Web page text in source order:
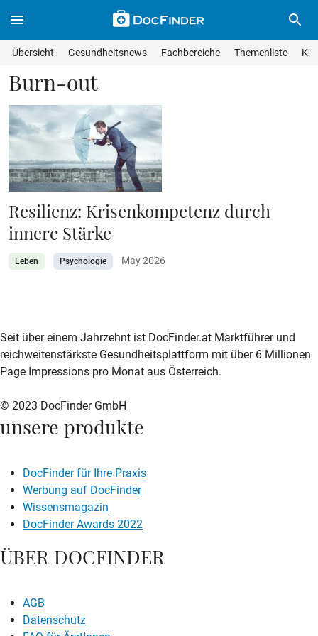
Übersicht Gesundheitsnews Fachbereiche ThemenlisteSuche
Burn-out
Resilienz: Krisenkompetenz durch
innere Stärke
Leben Psychologie May 2026
zur DocFinder-Startseite
logo icon
Seit über einem Jahrzehnt ist DocFinder.at Marktführer und
reichweitenstärkste Gesundheitsplattform mit über 6 Millionen
Page Impressions pro Monat aus Österreich.
© 2023 DocFinder GmbH
unsere produkte
DocFinder für Ihre Praxis
Werbung auf DocFinder
Wissensmagazin
DocFinder Awards 2022
ÜBER DOCFINDER
AGB
Datenschutz